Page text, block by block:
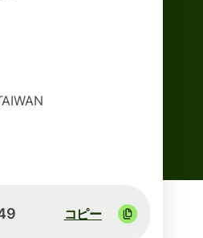
コピー